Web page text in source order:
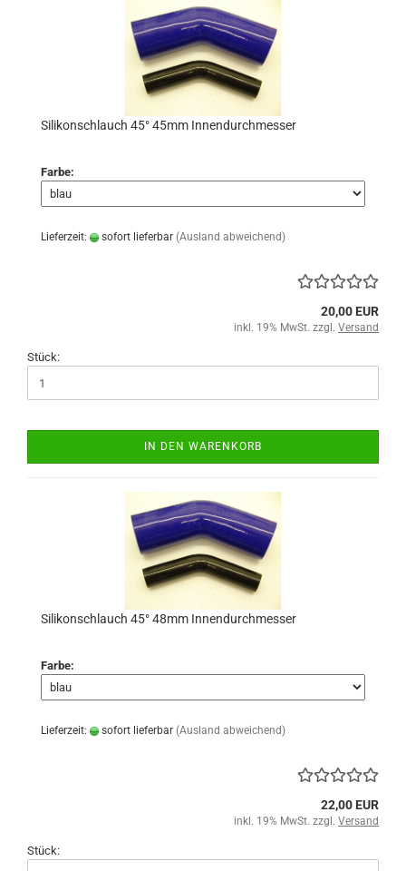
Silikonschlauch 45° 45mm Innendurchmesser
Farbe:
Lieferzeit: sofort lieferbar (Ausland abweichend)
20,00 EUR
inkl. 19% MwSt. zzgl. Versand
Stück:
IN DEN WARENKORB
Silikonschlauch 45° 48mm Innendurchmesser
Farbe:
Lieferzeit: sofort lieferbar (Ausland abweichend)
22,00 EUR
inkl. 19% MwSt. zzgl. Versand
Stück: